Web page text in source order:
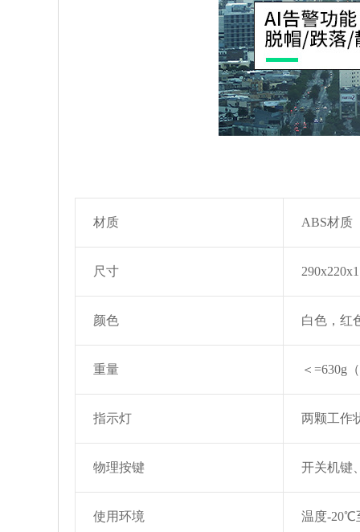
材质 ABS材质
尺寸
颜色 白色，红
重量 ＜=630g
指示灯 两颗工作
物理按键 开关机键
使用环境 温度-20℃